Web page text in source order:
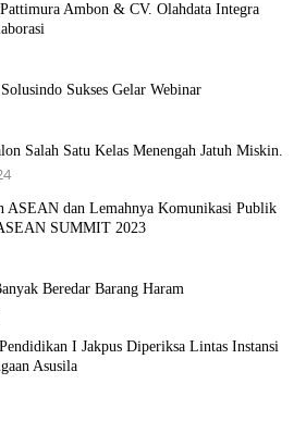
Ambon & CV. Olahdata Integra
Sukses Gelar Webinar
Salah Satu Kelas Menengah Jatuh Miskin.
ASEAN dan Lemahnya Komunikasi Publik
SUMMIT 2023
Beredar Barang Haram
I Jakpus Diperiksa Lintas Instansi
Asusila